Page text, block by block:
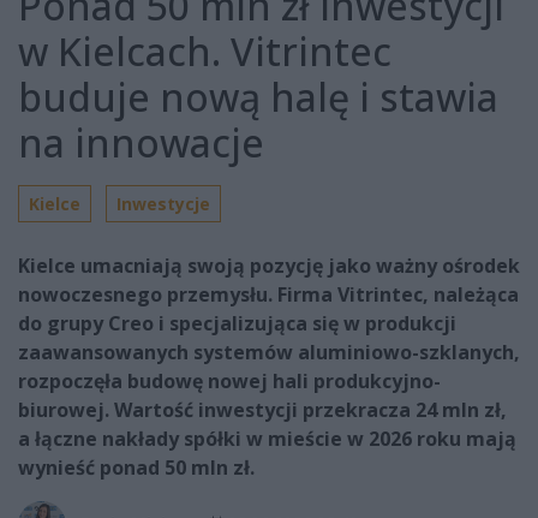
w Kielcach. Vitrintec
buduje nową halę i stawia
na innowacje
Kielce Inwestycje
Kielce umacniają swoją pozycję jako ważny ośrodek
nowoczesnego przemysłu. Firma Vitrintec, należąca
do grupy Creo i specjalizująca się w produkcji
zaawansowanych systemów aluminiowo-szklanych,
rozpoczęła budowę nowej hali produkcyjno-
biurowej. Wartość inwestycji przekracza 24 mln zł,
a łączne nakłady spółki w mieście w 2026 roku mają
wynieść ponad 50 mln zł.